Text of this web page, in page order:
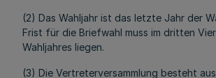
(2) Das Wahljahr ist das letzte Jahr der
Frist für die Briefwahl muss im dritten
Wahljahres liegen.
(3) Die Vertreterversammlung besteht